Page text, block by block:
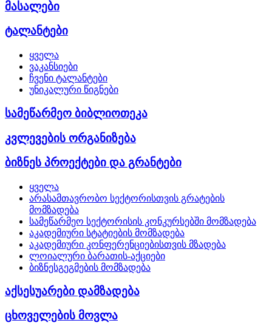
მასალები
ტალანტები
ყველა
ვაკანსიები
ჩვენი ტალანტები
უნიკალური წიგნები
სამეწარმეო ბიბლიოთეკა
კვლევების ორგანიზება
ბიზნეს პროექტები და გრანტები
ყველა
არასამთავრობო სექტორისთვის გრატების
მომზადება
სამეწარმეო სექტორისის კონკურსებში მომზადება
აკადემიური სტატიების მომზადება
აკადემიური კონფერენციებისთვის მზადება
ლოიალური ბარათის-აქციები
ბიზნესგეგმების მომზადება
აქსესუარები დამზადება
ცხოველების მოვლა